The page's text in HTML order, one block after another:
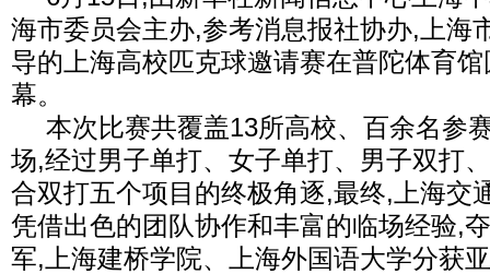
海市委员会主办,参考消息报社协办,上海
导的上海高校匹克球邀请赛在普陀体育
幕。
本次比赛共覆盖13所高校、百余名参
场,经过男子单打、女子单打、男子双打
合双打五个项目的终极角逐,最终,上海交
凭借出色的团队协作和丰富的临场经验,
军,上海建桥学院、上海外国语大学分获